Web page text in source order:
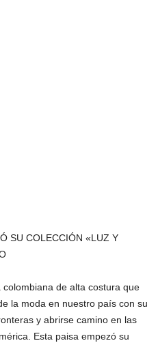
SU COLECCIÓN «LUZ Y
de alta costura que
la moda en nuestro país con su
y abrirse camino en las
Esta paisa empezó su